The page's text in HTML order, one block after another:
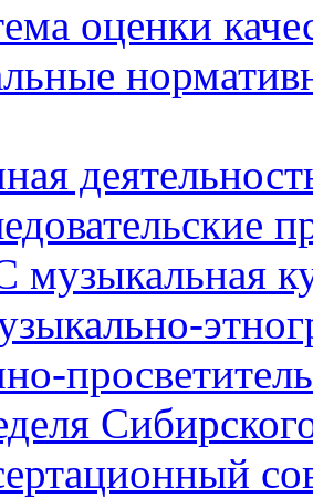
оценки
музыкальная